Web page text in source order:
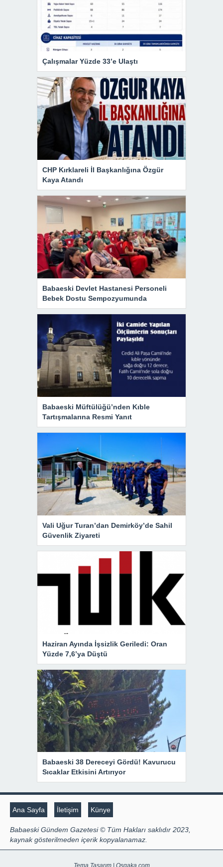
Çalışmalar Yüzde 33’e Ulaştı
CHP Kırklareli İl Başkanlığına Özgür
Kaya Atandı
Babaeski Devlet Hastanesi Personeli
Bebek Dostu Sempozyumunda
Babaeski Müftülüğü’nden Kıble
Tartışmalarına Resmi Yanıt
Vali Uğur Turan’dan Demirköy’de Sahil
Güvenlik Ziyareti
Haziran Ayında İşsizlik Geriledi: Oran
Yüzde 7,6’ya Düştü
Babaeski 38 Dereceyi Gördü! Kavurucu
Sıcaklar Etkisini Artırıyor
Ana Sayfa İletişim Künye
Babaeski Gündem Gazetesi © Tüm Hakları saklıdır 2023,
kaynak gösterilmeden içerik kopyalanamaz.